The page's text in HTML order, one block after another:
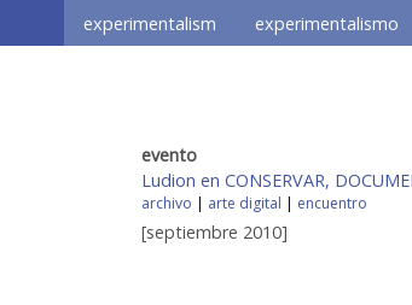
experimentalism
experimentalismo
evento
Ludion en CONSERVAR,
archivo | arte digital | encuentro
[septiembre 2010]